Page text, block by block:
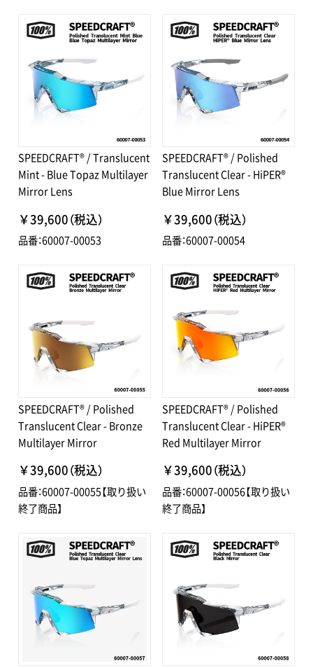
SPEEDCRAFT® / Translucent
Mint - Blue Topaz Multilayer
Mirror Lens
￥39,600（税込）
品番：60007-00053
SPEEDCRAFT® / Polished
Translucent Clear - HiPER®
Blue Mirror Lens
￥39,600（税込）
品番：60007-00054
SPEEDCRAFT® / Polished
Translucent Clear - Bronze
Multilayer Mirror
￥39,600（税込）
品番：60007-00055【取り扱い
終了商品】
SPEEDCRAFT® / Polished
Translucent Clear - HiPER®
Red Multilayer Mirror
￥39,600（税込）
品番：60007-00056【取り扱い
終了商品】